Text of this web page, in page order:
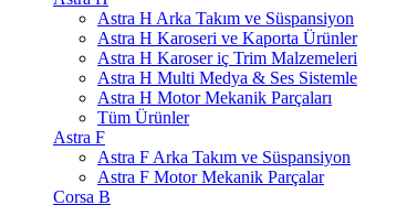
Astra H Arka Takım ve Süspansiyon
Astra H Karoseri ve Kaporta Ürünler
Astra H Karoser iç Trim Malzemeleri
Astra H Multi Medya & Ses Sistemle
Astra H Motor Mekanik Parçaları
Tüm Ürünler
Astra F
Astra F Arka Takım ve Süspansiyon
Astra F Motor Mekanik Parçalar
Corsa B